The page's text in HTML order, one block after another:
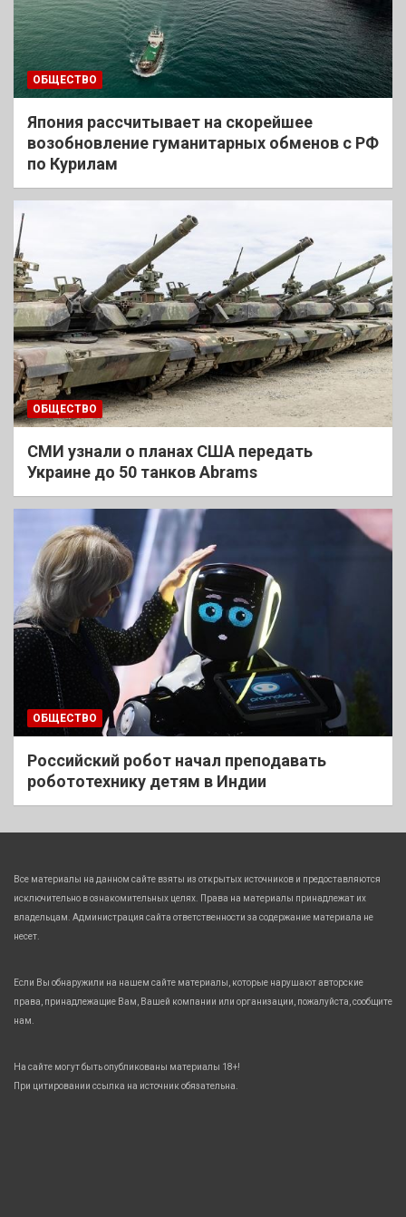
ОБЩЕСТВО
Япония рассчитывает на скорейшее
возобновление гуманитарных обменов с РФ
по Курилам
ОБЩЕСТВО
СМИ узнали о планах США передать
Украине до 50 танков Abrams
ОБЩЕСТВО
Российский робот начал преподавать
робототехнику детям в Индии
Все материалы на данном сайте взяты из открытых источников и предоставляются
исключительно в ознакомительных целях. Права на материалы принадлежат их
владельцам. Администрация сайта ответственности за содержание материала не
несет.
Если Вы обнаружили на нашем сайте материалы, которые нарушают авторские
права, принадлежащие Вам, Вашей компании или организации, пожалуйста, сообщите
нам.
На сайте могут быть опубликованы материалы 18+!
При цитировании ссылка на источник обязательна.